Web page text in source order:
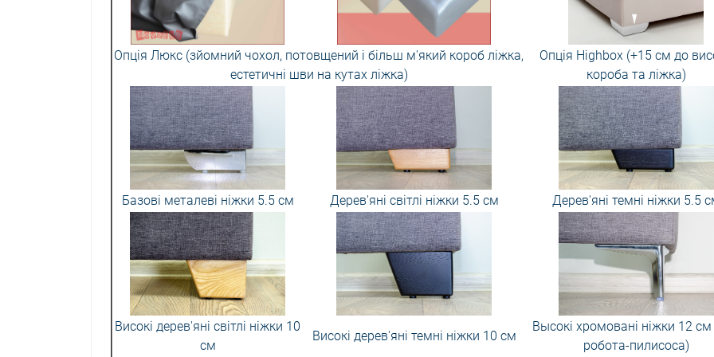
Опція Люкс (зйомний чохол, потовщений і більш м'який короб ліжка,
естетичні шви на кутах ліжка)
Опція Highbox (+15 см до
короба та ліжка)
Базові металеві ніжки 5.5 см Дерев'яні світлі ніжки 5.5 см Дерев'яні темні ніжки 5.5
Високі дерев'яні світлі ніжки 10
см
Високі дерев'яні темні ніжки 10 см
Высокі хромовані ніжки 12
робота-пилисоса)